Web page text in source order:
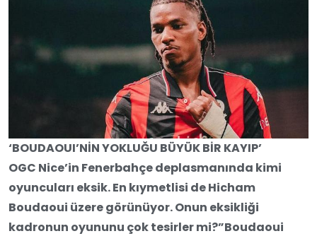
‘BOUDAOUI’NİN YOKLUĞU BÜYÜK BİR KAYIP’
OGC Nice’in Fenerbahçe deplasmanında kimi
oyuncuları eksik. En kıymetlisi de Hicham
Boudaoui üzere görünüyor. Onun eksikliği
kadronun oyununu çok tesirler mi?”Boudaoui